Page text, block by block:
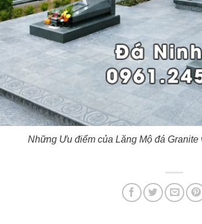
Những Ưu điểm của Lăng Mộ đá